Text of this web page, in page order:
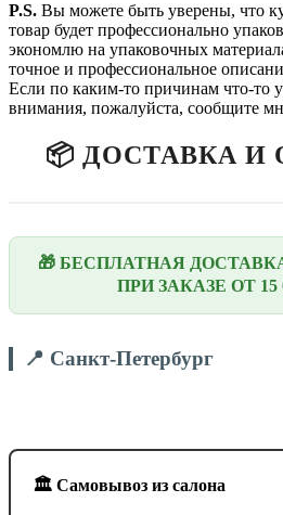
P.S. Вы можете быть уверены, что
товар будет профессионально
экономлю на упаковочных
точное и профессиональное
Если по каким-то причинам что-то
внимания, пожалуйста, сообщите
📦 ДОСТАВКА И
🎁 БЕСПЛАТНАЯ
ПРИ ЗАКАЗЕ ОТ 15
📍 Санкт-Петербург
🏛️ Самовывоз из салона